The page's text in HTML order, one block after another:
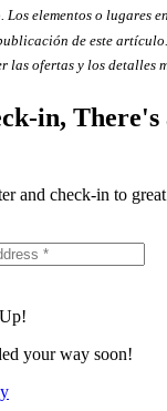
elementos o lugares
de este
las ofertas y los detalles
in,
and check-in to
your way soon!